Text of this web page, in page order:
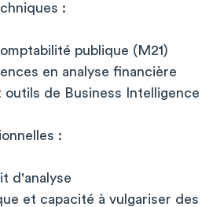
:
publique (M21)
en analyse financière
outils de Business Intelligence
:
d'analyse
et capacité à vulgariser des